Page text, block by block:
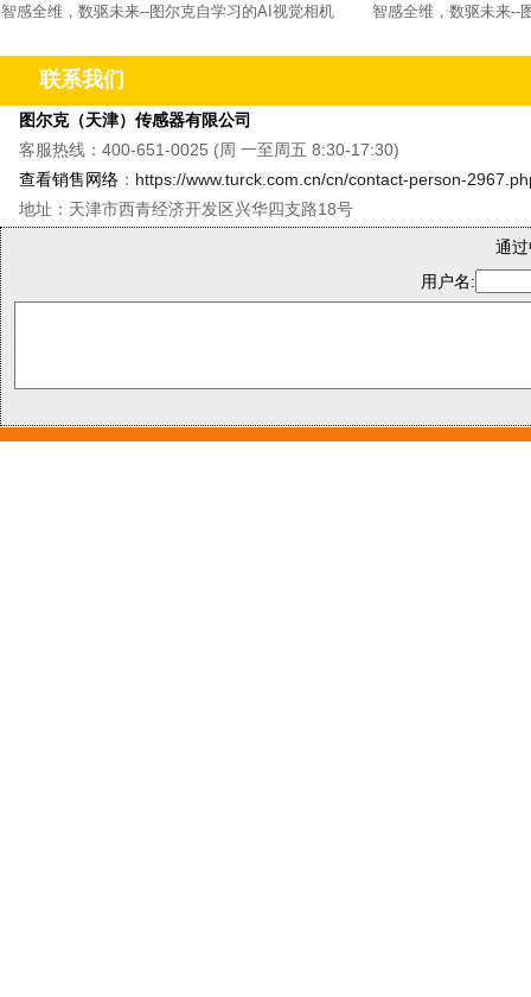
智感全维，数驱未来--图尔克自学习的AI视觉相机
智感全维，数驱未来--
联系我们
图尔克（天津）传感器有限公司
客服热线：400-651-0025 (周 一至周五 8:30-17:30)
查看销售网络 ： https://www.turck.com.cn/cn/contact-person-
地址：天津市西青经济开发区兴华四支路18号
通
用户名: